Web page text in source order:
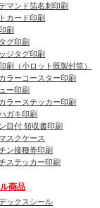
マンド箔名刺印刷
カード印刷
刷
グ印刷
ジタグ印刷
刷
（小ロット既製封筒）
ラーコースター印刷
ー印刷
ラーステッカー印刷
ガキ印刷
目付 領収書印刷
スクケース
ン接種券印刷
ステッカー印刷
商品
ックスシール